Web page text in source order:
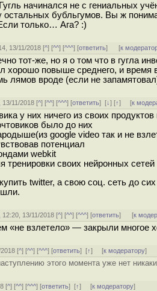
начинался не с гениальных
бубльгумов. Вы ж
только… Ага? :)
13/11/2018 [^] [^^] [^^^] [ответить] [к
тот-же, но я о том что в гугла
хорошо повыше среднего, и время
лямов вроде (если не
13/11/2018 [^] [^^] [^^^] [ответить][↓] [↑] [к
у них ничего из своих продуктов
было до них
google video так и не
потенциал
webkit
тренировки своих нейронных сетей
twitter, а свою соц. сеть до
12:20, 13/11/2018 [^] [^^] [^^^] [ответить] [к
«не взлетело» — закрыли многое
[^] [^^] [^^^] [ответить][↑] [к модератору]
этого момента уже нет
[^] [^^] [^^^] [ответить][↑] [к модератору]